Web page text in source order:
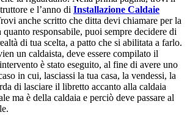
e l’anno di Installazione Caldaie
anche scritto che ditta devi chiamare per la
responsabile, puoi sempre decidere di
di tua scelta, a patto che si abilitata a farlo.
un caldaista, deve essere compilato il
è stato eseguito, al fine di avere uno
in cui, lasciassi la tua casa, la vendessi, la
di lasciare il libretto accanto alla caldaia
ma è della caldaia e perciò deve passare al